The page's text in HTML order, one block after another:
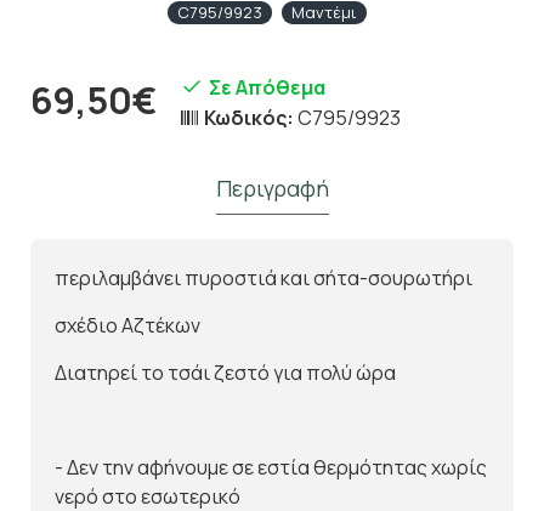
C795/9923
Μαντέμι
69,50€
Σε Απόθεμα
Κωδικός: C795/9923
Περιγραφή
περιλαμβάνει πυροστιά και σήτα-σουρωτήρι
σχέδιο Αζτέκων
Διατηρεί το τσάι ζεστό για πολύ ώρα
- Δεν την αφήνουμε σε εστία θερμότητας χωρίς
νερό στο εσωτερικό